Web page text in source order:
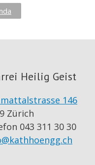
Heilig Geist
146
Zürich
043 311 30 30